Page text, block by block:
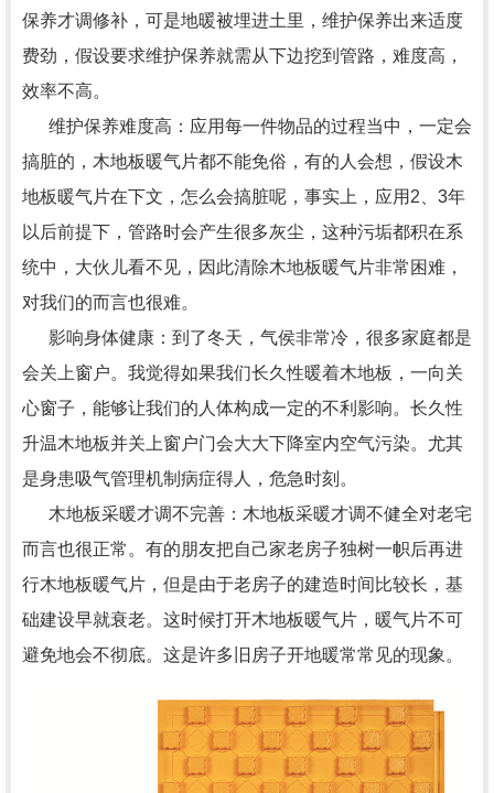
保养才调修补，可是地暖被埋进土里，维护保养出来适度
费劲，假设要求维护保养就需从下边挖到管路，难度高，
效率不高。
维护保养难度高：应用每一件物品的过程当中，一定会
搞脏的，木地板暖气片都不能免俗，有的人会想，假设木
地板暖气片在下文，怎么会搞脏呢，事实上，应用2、3年
以后前提下，管路时会产生很多灰尘，这种污垢都积在系
统中，大伙儿看不见，因此清除木地板暖气片非常困难，
对我们的而言也很难。
影响身体健康：到了冬天，气侯非常冷，很多家庭都是
会关上窗户。我觉得如果我们长久性暖着木地板，一向关
心窗子，能够让我们的人体构成一定的不利影响。长久性
升温木地板并关上窗户门会大大下降室内空气污染。尤其
是身患吸气管理机制病症得人，危急时刻。
木地板采暖才调不完善：木地板采暖才调不健全对老宅
而言也很正常。有的朋友把自己家老房子独树一帜后再进
行木地板暖气片，但是由于老房子的建造时间比较长，基
础建设早就衰老。这时候打开木地板暖气片，暖气片不可
避免地会不彻底。这是许多旧房子开地暖常常见的现象。